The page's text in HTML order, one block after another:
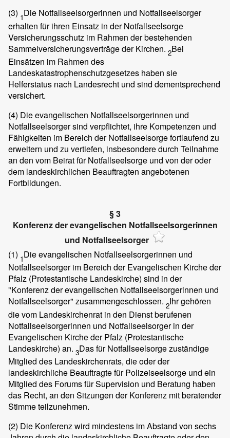
(3) 1Die Notfallseelsorgerinnen und Notfallseelsorger
erhalten für ihren Einsatz in der Notfallseelsorge
Versicherungsschutz im Rahmen der bestehenden
Sammelversicherungsverträge der Kirchen. 2Bei
Einsätzen im Rahmen des
Landeskatastrophenschutzgesetzes haben sie
Helferstatus nach Landesrecht und sind dementsprechend
versichert.
(4) Die evangelischen Notfallseelsorgerinnen und
Notfallseelsorger sind verpflichtet, ihre Kompetenzen und
Fähigkeiten im Bereich der Notfallseelsorge fortlaufend zu
erweitern und zu vertiefen, insbesondere durch Teilnahme
an den vom Beirat für Notfallseelsorge und von der oder
dem landeskirchlichen Beauftragten angebotenen
Fortbildungen.
§ 3
Konferenz der evangelischen Notfallseelsorgerinnen
und Notfallseelsorger
(1) 1Die evangelischen Notfallseelsorgerinnen und
Notfallseelsorger im Bereich der Evangelischen Kirche der
Pfalz (Protestantische Landeskirche) sind in der
"Konferenz der evangelischen Notfallseelsorgerinnen und
Notfallseelsorger" zusammengeschlossen. 2Ihr gehören
die vom Landeskirchenrat in den Dienst berufenen
Notfallseelsorgerinnen und Notfallseelsorger in der
Evangelischen Kirche der Pfalz (Protestantische
Landeskirche) an. 3Das für Notfallseelsorge zuständige
Mitglied des Landeskirchenrats, die oder der
landeskirchliche Beauftragte für Polizeiseelsorge und ein
Mitglied des Forums für Supervision und Beratung haben
das Recht, an den Sitzungen der Konferenz mit beratender
Stimme teilzunehmen.
(2) Die Konferenz wird mindestens im Abstand von sechs